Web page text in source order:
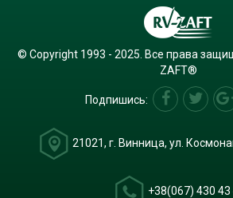
© Copyright 1993 - 2025. Все права
ZAFT®
Подпишись:
21021, г. Винница, ул.
+38(067) 430 43